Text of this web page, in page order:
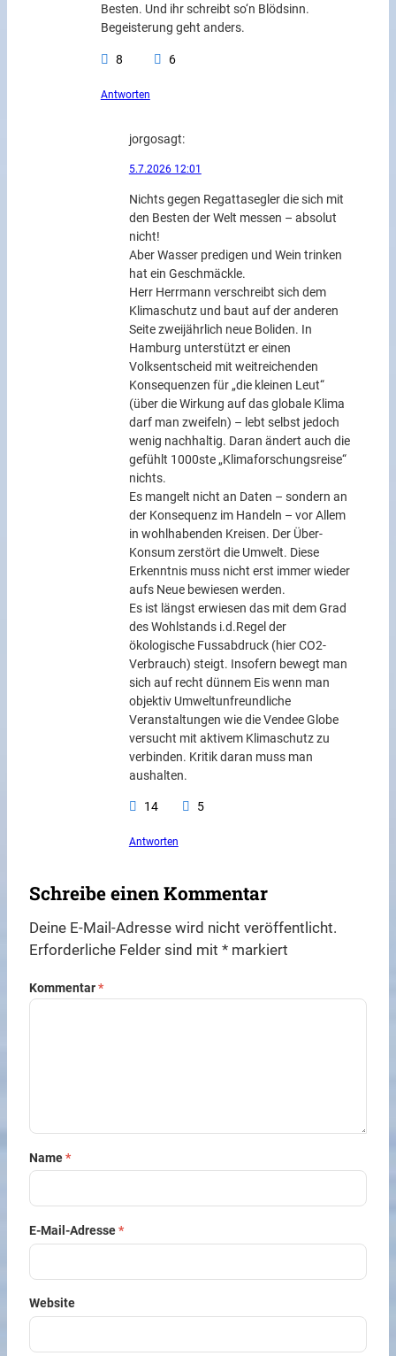
Besten. Und ihr schreibt so‘n Blödsinn.
Begeisterung geht anders.
8 6
Antworten
jorgosagt:
5.7.2026 12:01
Nichts gegen Regattasegler die sich mit
den Besten der Welt messen – absolut
nicht!
Aber Wasser predigen und Wein trinken
hat ein Geschmäckle.
Herr Herrmann verschreibt sich dem
Klimaschutz und baut auf der anderen
Seite zweijährlich neue Boliden. In
Hamburg unterstützt er einen
Volksentscheid mit weitreichenden
Konsequenzen für „die kleinen Leut“
(über die Wirkung auf das globale Klima
darf man zweifeln) – lebt selbst jedoch
wenig nachhaltig. Daran ändert auch die
gefühlt 1000ste „Klimaforschungsreise“
nichts.
Es mangelt nicht an Daten – sondern an
der Konsequenz im Handeln – vor Allem
in wohlhabenden Kreisen. Der Über-
Konsum zerstört die Umwelt. Diese
Erkenntnis muss nicht erst immer wieder
aufs Neue bewiesen werden.
Es ist längst erwiesen das mit dem Grad
des Wohlstands i.d.Regel der
ökologische Fussabdruck (hier CO2-
Verbrauch) steigt. Insofern bewegt man
sich auf recht dünnem Eis wenn man
objektiv Umweltunfreundliche
Veranstaltungen wie die Vendee Globe
versucht mit aktivem Klimaschutz zu
verbinden. Kritik daran muss man
aushalten.
14 5
Antworten
Schreibe einen Kommentar
Deine E-Mail-Adresse wird nicht veröffentlicht.
Erforderliche Felder sind mit* markiert
Kommentar*
Name*
E-Mail-Adresse*
Website